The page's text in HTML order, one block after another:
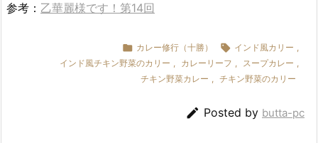
参考： 乙華麗様です！第14回
 カレー修行（十勝）  インド風カリー ,
インド風チキン野菜のカリー , カレーリーフ , スープカレー ,
チキン野菜カレー , チキン野菜のカリー
 Posted by butta-pc